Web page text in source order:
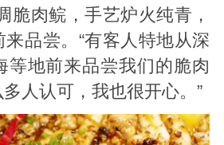
脆肉鲩，手艺炉火纯青，
品尝。“有客人特地从深
等地前来品尝我们的脆肉
人认可，我也很开心。”